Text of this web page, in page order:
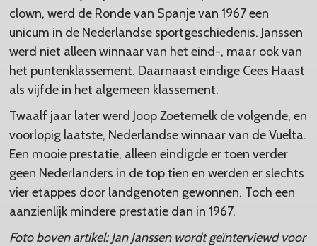
clown, werd de Ronde van Spanje van 1967 een
unicum in de Nederlandse sportgeschiedenis. Janssen
werd niet alleen winnaar van het eind-, maar ook van
het puntenklassement. Daarnaast eindige Cees Haast
als vijfde in het algemeen klassement.
Twaalf jaar later werd Joop Zoetemelk de volgende, en
voorlopig laatste, Nederlandse winnaar van de Vuelta.
Een mooie prestatie, alleen eindigde er toen verder
geen Nederlanders in de top tien en werden er slechts
vier etappes door landgenoten gewonnen. Toch een
aanzienlijk mindere prestatie dan in 1967.
Foto boven artikel: Jan Janssen wordt geïnterviewd voor